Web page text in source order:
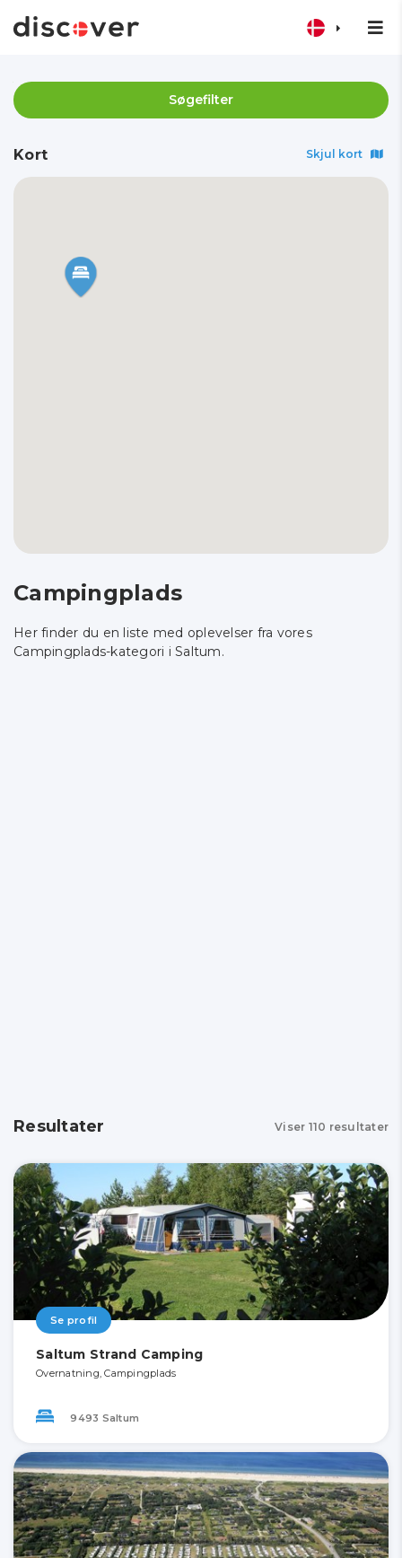
Søgefilter
Kort Skjul kort
Campingplads
Her finder du en liste med oplevelser fra vores
Campingplads-kategori i Saltum.
Resultater Viser 110 resultater
Se profil
Saltum Strand Camping
Overnatning, Campingplads
9493 Saltum